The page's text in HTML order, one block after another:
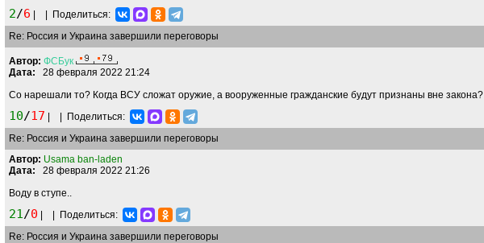
2/6
Поделиться:
Re: Россия и Украина завершили переговоры
Автор: ФСБук
Дата: 28 февраля 2022 21:24
Со нарешали то? Когда ВСУ сложат оружие, а вооруженные гражданские будут признаны вне закона?
10/17
Поделиться:
Re: Россия и Украина завершили переговоры
Автор: Usama ban-laden
Дата: 28 февраля 2022 21:26
Воду в ступе..
21/0
Поделиться:
Re: Россия и Украина завершили переговоры